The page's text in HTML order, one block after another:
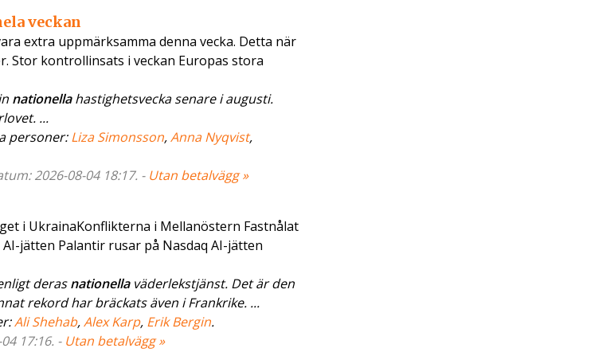
veckan
extra uppmärksamma denna vecka. Detta när
kontrollinsats i veckan Europas stora
nationellahastighetsvecka senare i augusti.
...
personer:Liza Simonsson,Anna Nyqvist,
2026-08-04 18:17. - Utan betalvägg »
i UkrainaKonflikterna i Mellanöstern Fastnålat
jätten Palantir rusar på Nasdaq AI-jätten
derasnationellaväderlekstjänst. Det är den
rekord har bräckats även i Frankrike. ...
Ali Shehab,Alex Karp, Erik Bergin.
17:16. - Utan betalvägg »